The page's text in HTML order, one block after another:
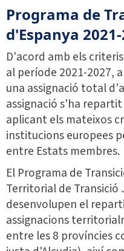
Programa de
d'Espanya
D'acord amb els
al període 2021-2027,
una assignació total
assignació s'ha
aplicant els mateixos
institucions europees
entre Estats membres.
El Programa de
Territorial de Transició
desenvolupen el
assignacions
entre les 8 províncies